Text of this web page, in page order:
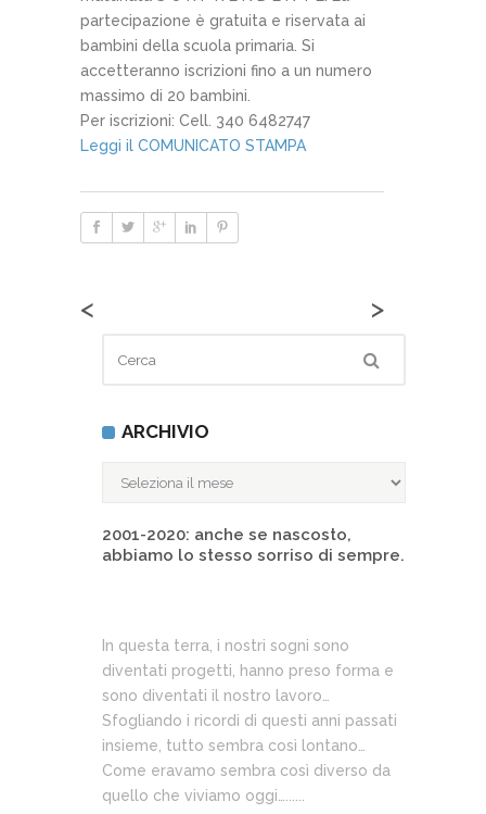
partecipazione è gratuita e riservata ai
bambini della scuola primaria. Si
accetteranno iscrizioni fino a un numero
massimo di 20 bambini.
Per iscrizioni: Cell. 340 6482747
Leggi il COMUNICATO STAMPA
< >
ARCHIVIO
2001-2020: anche se nascosto,
abbiamo lo stesso sorriso di sempre.
In questa terra, i nostri sogni sono
diventati progetti, hanno preso forma e
sono diventati il nostro lavoro…
Sfogliando i ricordi di questi anni passati
insieme, tutto sembra così lontano…
Come eravamo sembra così diverso da
quello che viviamo oggi…......